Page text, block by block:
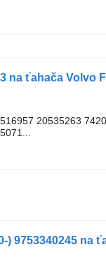
na ťahača Volvo
20535263